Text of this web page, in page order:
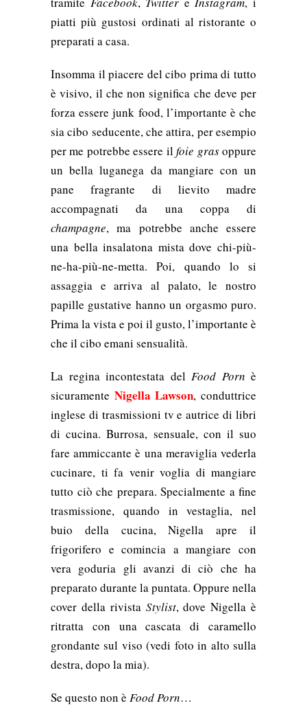
piatti più gustosi ordinati al ristorante o
preparati a casa.
Insomma il piacere del cibo prima di tutto
è visivo, il che non significa che deve per
forza essere junk food, l’importante è che
sia cibo seducente, che attira, per esempio
per me potrebbe essere ilfoie grasoppure
un bella luganega da mangiare con un
pane fragrante di lievito madre
accompagnati da una coppa di
champagne, ma potrebbe anche essere
una bella insalatona mista dove chi-più-
ne-ha-più-ne-metta.Poi, quando lo si
assaggia e arriva al palato, le nostro
papille gustative hanno un orgasmo puro.
Prima la vista e poi il gusto, l’importante è
che il cibo emani sensualità.
La regina incontestata del Food Porn è
sicuramente Nigella Lawson, conduttrice
inglese di trasmissioni tv e autrice di libri
di cucina. Burrosa, sensuale, con il suo
fare ammiccante è una meraviglia vederla
cucinare, ti fa venir voglia di mangiare
tutto ciò che prepara. Specialmente a fine
trasmissione, quando in vestaglia, nel
buio della cucina, Nigella apre il
frigorifero e comincia a mangiare con
vera goduria gli avanzi di ciò che ha
preparato durante la puntata. Oppure nella
cover della rivista Stylist, dove Nigella è
ritratta con una cascata di caramello
grondante sul viso (vedi foto in alto sulla
destra, dopo la mia).
Se questo non è Food Porn…